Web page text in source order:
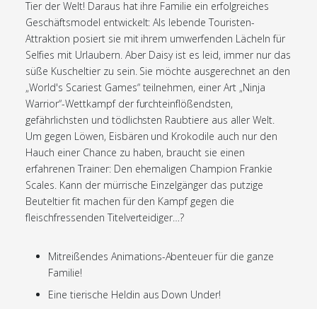
Tier der Welt! Daraus hat ihre Familie ein erfolgreiches
Geschäftsmodel entwickelt: Als lebende Touristen-
Attraktion posiert sie mit ihrem umwerfenden Lächeln für
Selfies mit Urlaubern. Aber Daisy ist es leid, immer nur das
süße Kuscheltier zu sein. Sie möchte ausgerechnet an den
„World's Scariest Games“ teilnehmen, einer Art „Ninja
Warrior“-Wettkampf der furchteinflößendsten,
gefährlichsten und tödlichsten Raubtiere aus aller Welt.
Um gegen Löwen, Eisbären und Krokodile auch nur den
Hauch einer Chance zu haben, braucht sie einen
erfahrenen Trainer: Den ehemaligen Champion Frankie
Scales. Kann der mürrische Einzelgänger das putzige
Beuteltier fit machen für den Kampf gegen die
fleischfressenden Titelverteidiger…?
Mitreißendes Animations-Abenteuer für die ganze
Familie!
Eine tierische Heldin aus Down Under!